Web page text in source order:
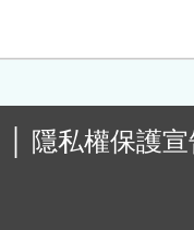
隱私權保護